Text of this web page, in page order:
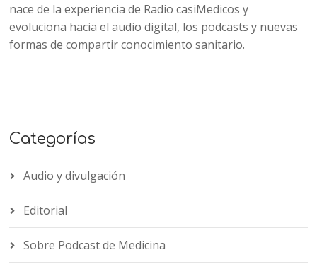
nace de la experiencia de Radio casiMedicos y
evoluciona hacia el audio digital, los podcasts y nuevas
formas de compartir conocimiento sanitario.
Categorías
Audio y divulgación
Editorial
Sobre Podcast de Medicina